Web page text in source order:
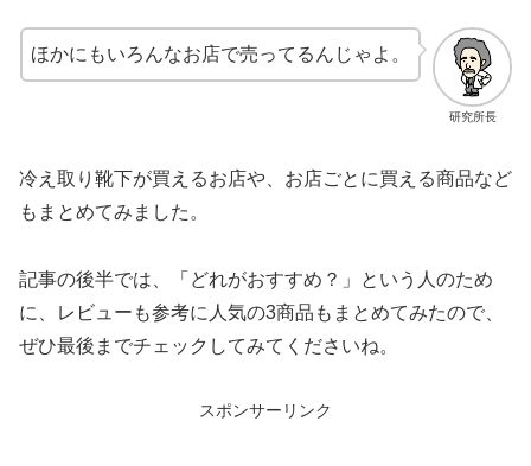
研究所長
ほかにもいろんなお店で売ってるんじゃよ。
冷え取り靴下が買えるお店や、お店ごとに買える商品など
もまとめてみました。
記事の後半では、「どれがおすすめ？」という人のため
に、レビューも参考に人気の3商品もまとめてみたので、
ぜひ最後までチェックしてみてくださいね。
スポンサーリンク